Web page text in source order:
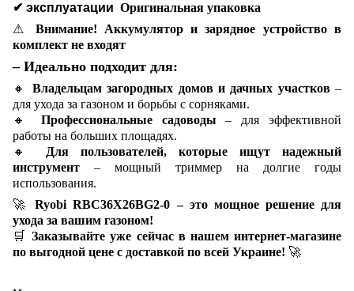
✔ эксплуатации Оригинальная упаковка
⚠ Внимание! Аккумулятор и зарядное устройство в
комплект не входят
– Идеально подходит для:
🔸 Владельцам загородных домов и дачных участков–
для ухода за газоном и борьбы с сорняками.
🔸 Профессиональные садоводы – для эффективной
работы на больших площадях.
🔸
Для пользователей, которые ищут надежный
инструмент – мощный триммер на долгие годы
использования.
🚀Ryobi RBC36X26BG2-0 – это мощное решение для
ухода за вашим газоном!
🛒Заказывайте уже сейчас в нашем интернет-магазине
по выгодной цене с доставкой по всей Украине! 🚀